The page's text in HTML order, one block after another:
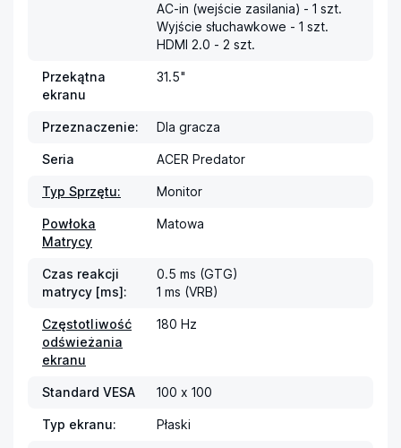
AC-in (wejście zasilania) - 1 szt.
Wyjście słuchawkowe - 1 szt.
HDMI 2.0 - 2 szt.
Przekątna
ekranu
31.5"
Przeznaczenie: Dla gracza
Seria ACER Predator
Typ Sprzętu: Monitor
Powłoka
Matrycy
Matowa
Czas reakcji
matrycy [ms]:
0.5 ms (GTG)
1 ms (VRB)
Częstotliwość
odświeżania
ekranu
180 Hz
Standard VESA 100 x 100
Typ ekranu: Płaski